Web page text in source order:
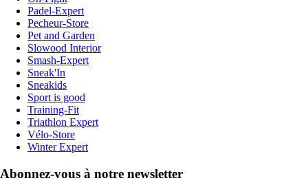
Padel-Expert
Pecheur-Store
Pet and Garden
Slowood Interior
Smash-Expert
Sneak'In
Sneakids
Sport is good
Training-Fit
Triathlon Expert
Vélo-Store
Winter Expert
Abonnez-vous à notre newsletter